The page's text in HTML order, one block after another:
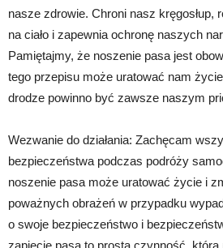
nasze zdrowie. Chroni nasz kręgosłup,
na ciało i zapewnia ochronę naszych
Pamiętajmy, że noszenie pasa jest
tego przepisu może uratować nam
drodze powinno być zawsze naszym
Wezwanie do działania: Zachęcam
bezpieczeństwa podczas podróży
noszenie pasa może uratować życie i
poważnych obrażeń w przypadku
o swoje bezpieczeństwo i
zapięcie pasa to prosta czynność,